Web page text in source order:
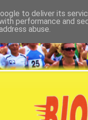
to deliver its
performance and
abuse.